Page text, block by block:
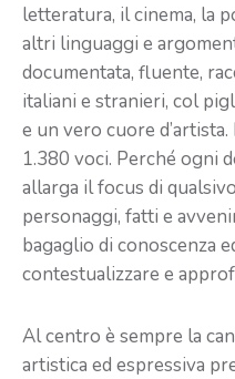
letteratura, il cinema, la
altri linguaggi e
documentata, fluente,
italiani e stranieri, col
e un vero cuore
1.380 voci. Perché ogni
allarga il focus di
personaggi, fatti e
bagaglio di conoscenza
contestualizzare e
Al centro è sempre la
artistica ed espressiva